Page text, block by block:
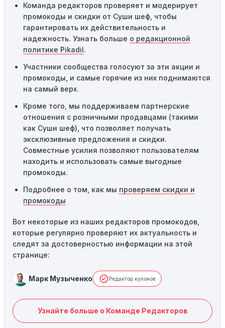
предназначены только для однократного
использования. Если код уже был использован кем-то
другим, он не будет действовать повторно.
Технические сбои:
привести к неработоспособности кодов промокодов. В
таких случаях следует обратиться за помощью в
службу поддержки.
Команда редакторов проверяет и модерирует
промокоды и скидки от Суши шеф, чтобы
гарантировать их действительность и
надежность. Узнать больше о редакционной
политике Pikadil.
Участники сообщества голосуют за эти акции и
промокоды, и самые горячие из них поднимаются
на самый верх.
Кроме того, мы поддерживаем партнерские
отношения с розничными продавцами (такими
как Суши шеф), что позволяет получать
эксклюзивные предложения и скидки.
Совместные усилия позволяют пользователям
находить и использовать самые выгодные
промокоды.
Подробнее о том, как мы проверяем скидки и
промокоды
Вот некоторые из наших редакторов промокодов,
которые регулярно проверяют их актуальность и
следят за достоверностью информации на этой
странице:
Марк Музыченко Редактор купонов
Узнайте больше о Команде Редакторов